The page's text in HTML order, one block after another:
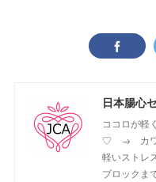
日本腸心
ココロが
♡ → カワイ
軽いストレ
ブロックま